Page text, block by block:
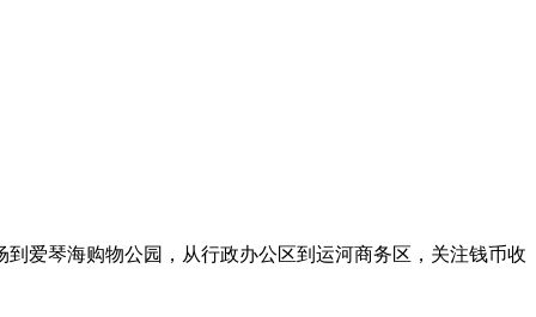
爱琴海购物公园，从行政办公区到运河商务区，关注钱币收